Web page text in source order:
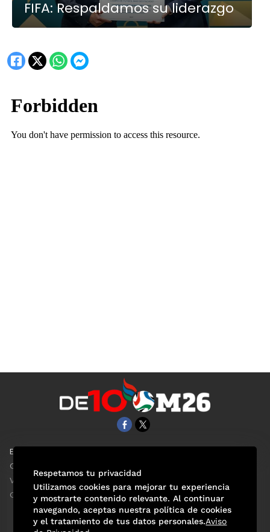
FIFA: Respaldamos su liderazgo
EL UNIVERSAL
Clase
ViveUSA
Confabulario
Respetamos tu privacidad
Utilizamos cookies para mejorar tu experiencia
y mostrarte contenido relevante. Al continuar
navegando, aceptas nuestra política de cookies
y el tratamiento de tus datos personales.Aviso